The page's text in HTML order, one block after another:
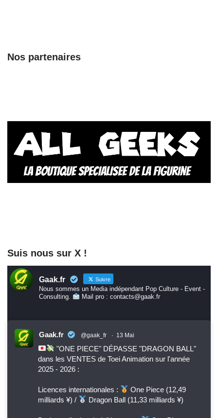
Nos partenaires
Suis nous sur X !
Gaak.fr Suivre
Nous sommes un Media indépendant Pop Culture - Event -
Consulting.
Mail pro : contacts@gaak.fr
Gaak.fr @gaak_fr · 13 Mai
"ONE PIECE" DÉPASSE "DRAGON BALL"
dans les VENTES de Toei Animation sur l'année
2025 - 2026 :
Licences internationales :
One Piece (12,49
milliards ¥) /
Dragon Ball (11,33 milliards ¥)